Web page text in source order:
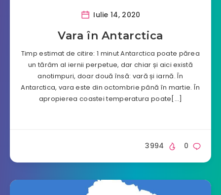
Iulie 14, 2020
Vara în Antarctica
Timp estimat de citire: 1 minut Antarctica poate părea
un tărâm al iernii perpetue, dar chiar și aici există
anotimpuri, doar două însă: vară și iarnă. În
Antarctica, vara este din octombrie până în martie. În
apropierea coastei temperatura poate[…]
0
3994